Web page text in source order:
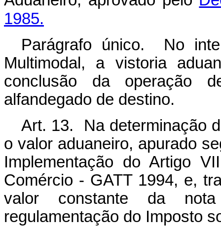
1985.
Parágrafo único. No
Multimodal, a vistoria
conclusão da operação
alfandegado de destino.
Art. 13. Na determinação
o valor aduaneiro, apurado
Implementação do Artigo
Comércio - GATT 1994, e,
valor constante da
regulamentação do Imposto